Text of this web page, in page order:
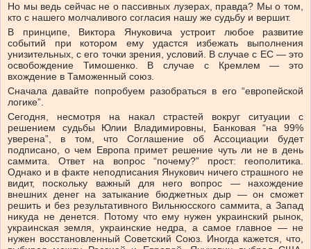
Но мы ведь сейчас не о пассивных лузерах, правда? Мы о том,
кто с нашего молчаливого согласия нашу же судьбу и вершит.
В принципе, Виктора Януковича устроит любое развитие
событий при котором ему удастся избежать выполнения
унизительных, с его точки зрения, условий. В случае с ЕС — это
освобождение Тимошенко. В случае с Кремлем — это
вхождение в Таможенный союз.
Сначала давайте попробуем разобраться в его “европейской
логике”.
Сегодня, несмотря на накал страстей вокруг ситуации с
решением судьбы Юлии Владимировны, Банковая “на 99%
уверена”, в том, что Соглашение об Ассоциации будет
подписано, о чем Европа примет решение чуть ли не в день
саммита. Ответ на вопрос “почему?” прост: геополитика.
Однако и в факте неподписания Янукович ничего страшного не
видит, поскольку важный для него вопрос — нахождение
внешних денег на затыкание бюджетных дыр — он сможет
решить и без результативного Вильнюсского саммита, а Запад
никуда не денется. Потому что ему нужен украинский рынок,
украинская земля, украинские недра, а самое главное — не
нужен восстановленный Советский Союз. Иногда кажется, что,